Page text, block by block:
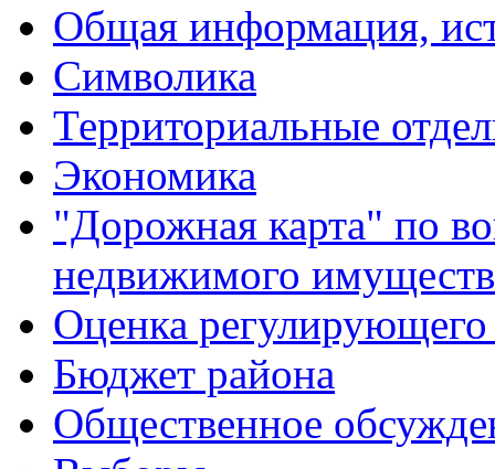
Общая информация,
Символика
Территориальные
Экономика
"Дорожная карта" по
недвижимого
Оценка регулирующего
Бюджет района
Общественное